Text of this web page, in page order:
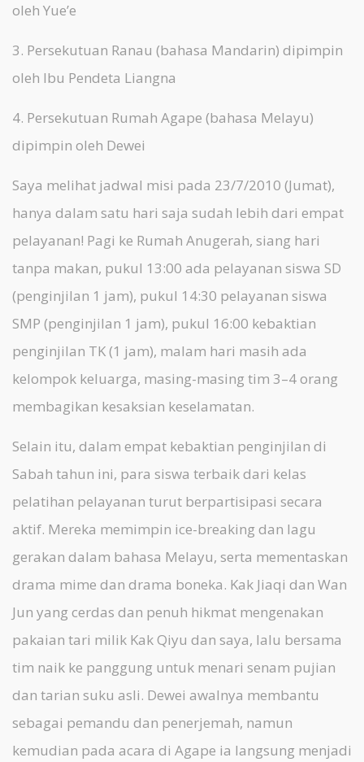
oleh Yue’e
3. Persekutuan Ranau (bahasa Mandarin) dipimpin
oleh Ibu Pendeta Liangna
4. Persekutuan Rumah Agape (bahasa Melayu)
dipimpin oleh Dewei
Saya melihat jadwal misi pada 23/7/2010 (Jumat),
hanya dalam satu hari saja sudah lebih dari empat
pelayanan! Pagi ke Rumah Anugerah, siang hari
tanpa makan, pukul 13:00 ada pelayanan siswa SD
(penginjilan 1 jam), pukul 14:30 pelayanan siswa
SMP (penginjilan 1 jam), pukul 16:00 kebaktian
penginjilan TK (1 jam), malam hari masih ada
kelompok keluarga, masing-masing tim 3–4 orang
membagikan kesaksian keselamatan.
Selain itu, dalam empat kebaktian penginjilan di
Sabah tahun ini, para siswa terbaik dari kelas
pelatihan pelayanan turut berpartisipasi secara
aktif. Mereka memimpin ice-breaking dan lagu
gerakan dalam bahasa Melayu, serta mementaskan
drama mime dan drama boneka. Kak Jiaqi dan Wan
Jun yang cerdas dan penuh hikmat mengenakan
pakaian tari milik Kak Qiyu dan saya, lalu bersama
tim naik ke panggung untuk menari senam pujian
dan tarian suku asli. Dewei awalnya membantu
sebagai pemandu dan penerjemah, namun
kemudian pada acara di Agape ia langsung menjadi